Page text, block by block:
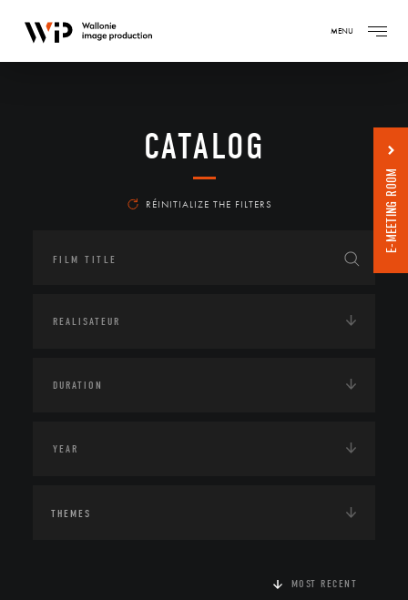
MENU
CATALOG
RÉINITIALIZE THE FILTERS
THEMES
MOST RECENT
E-MEETING ROOM